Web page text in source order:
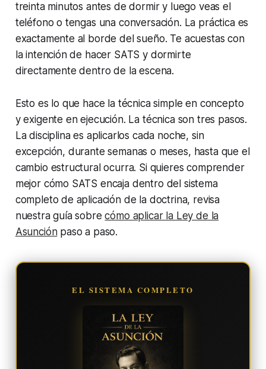
treinta minutos antes de dormir y luego veas el
teléfono o tengas una conversación. La práctica es
exactamente al borde del sueño. Te acuestas con
la intención de hacer SATS y dormirte
directamente dentro de la escena.
Esto es lo que hace la técnica simple en concepto
y exigente en ejecución. La técnica son tres pasos.
La disciplina es aplicarlos cada noche, sin
excepción, durante semanas o meses, hasta que el
cambio estructural ocurra. Si quieres comprender
mejor cómo SATS encaja dentro del sistema
completo de aplicación de la doctrina, revisa
nuestra guía sobrecómo aplicar la Ley de la
Asunciónpaso a paso.
EL SISTEMA COMPLETO